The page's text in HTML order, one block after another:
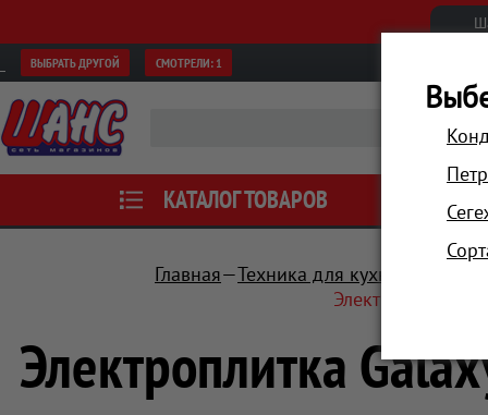
ВЫБРАТЬ ДРУГОЙ СМОТРЕЛИ: 1
КАТАЛОГ ТОВАРОВ АКЦИИ
Главная Техника для кухни
Электроплитка
Электроплитка